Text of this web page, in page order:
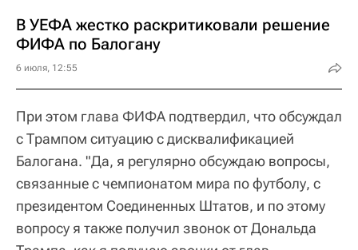
В УЕФА жестко раскритиковали решение
ФИФА по Балогану
6 июля, 12:55
При этом глава ФИФА подтвердил, что обсуждал
с Трампом ситуацию с дисквалификацией
Балогана. "Да, я регулярно обсуждаю вопросы,
связанные с чемпионатом мира по футболу, с
президентом Соединенных Штатов, и по этому
вопросу я также получил звонок от Дональда